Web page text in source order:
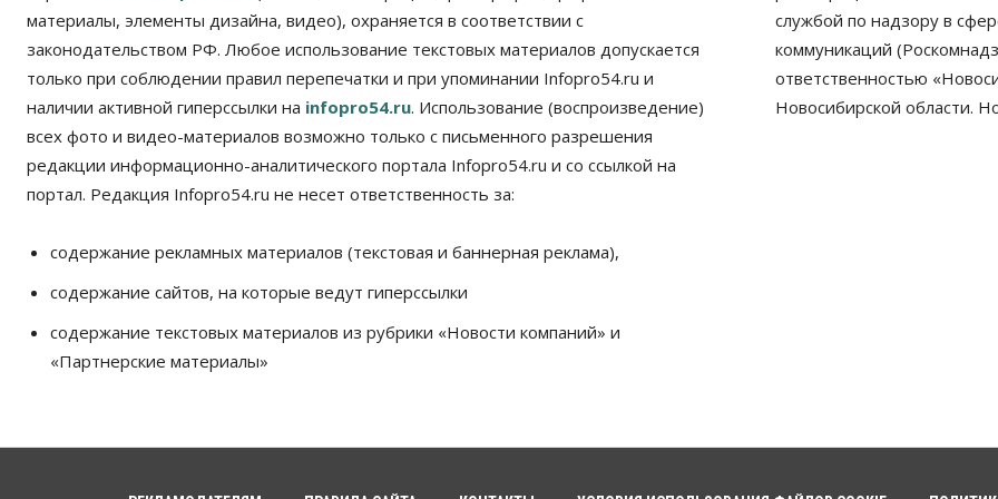
материалы, элементы дизайна, видео), охраняется в соответствии с
законодательством РФ. Любое использование текстовых материалов допускается
только при соблюдении правил перепечатки и при упоминании Infopro54.ru и
наличии активной гиперссылки на infopro54.ru. Использование (воспроизведение)
всех фото и видео-материалов возможно только с письменного разрешения
редакции информационно-аналитического портала Infopro54.ru и со ссылкой на
портал. Редакция Infopro54.ru не несет ответственность за:
содержание рекламных материалов (текстовая и баннерная реклама),
содержание сайтов, на которые ведут гиперссылки
содержание текстовых материалов из рубрики «Новости компаний» и
«Партнерские материалы»
службой по надзору в
коммуникаций
ответственностью
Новосибирской области.